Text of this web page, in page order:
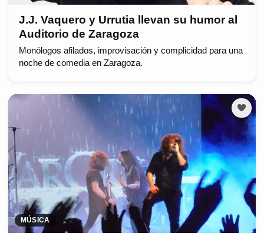
J.J. Vaquero y Urrutia llevan su humor al
Auditorio de Zaragoza
Monólogos afilados, improvisación y complicidad para una
noche de comedia en Zaragoza.
MÚSICA